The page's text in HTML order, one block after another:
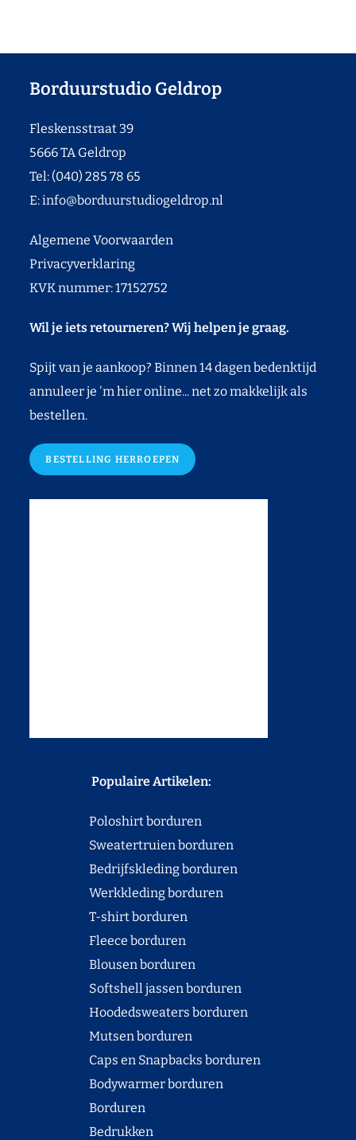
Borduurstudio Geldrop
Fleskensstraat 39
5666 TA Geldrop
Tel: (040) 285 78 65
E:info@borduurstudiogeldrop.nl
Algemene Voorwaarden
Privacyverklaring
KVK nummer: 17152752
Wil je iets retourneren? Wij helpen je graag.
Spijt van je aankoop? Binnen 14 dagen bedenktijd
annuleer je 'm hier online... net zo makkelijk als
bestellen.
BESTELLING HERROEPEN
Populaire Artikelen:
Poloshirt borduren
Sweatertruien borduren
Bedrijfskleding borduren
Werkkleding borduren
T-shirt borduren
Fleece borduren
Blousen borduren
Softshell jassen borduren
Hoodedsweaters borduren
Mutsen borduren
Caps en Snapbacks borduren
Bodywarmer borduren
Borduren
Bedrukken